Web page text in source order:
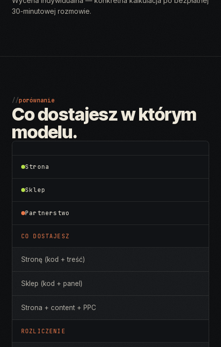
30-minutowej rozmowie.
//porównanie
Co dostajesz w którym
modelu.
Strona
Sklep
Partnerstwo
CO DOSTAJESZ
Stronę (kod + treść)
Sklep (kod + panel)
Strona + content + PPC
ROZLICZENIE